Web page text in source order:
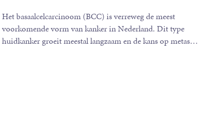
Het basaalcelcarcinoom (BCC) is verreweg de meest
voorkomende vorm van kanker in Nederland. Dit type
huidkanker groeit meestal langzaam en de kans op metas…